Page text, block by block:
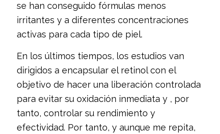
se han conseguido fórmulas menos
irritantes y a diferentes concentraciones
activas para cada tipo de piel.
En los últimos tiempos, los estudios van
dirigidos a encapsular el retinol con el
objetivo de hacer una liberación controlada
para evitar su oxidación inmediata y , por
tanto, controlar su rendimiento y
efectividad. Por tanto, y aunque me repita,